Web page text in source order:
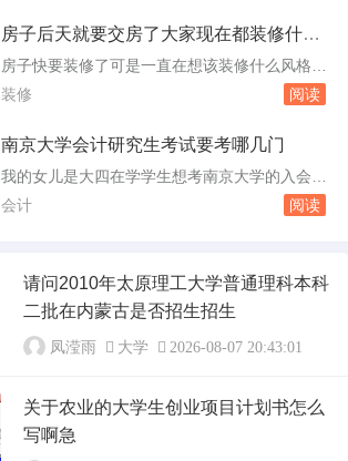
美式、田园、现代等风格窗帘，可以根据用户需
过高温定型，杀菌灭菌除甲醛，保证绿色环保。
以下是七特丽部分成品窗帘效果图：我是做窗帘
房子后天就要交房了大家现在都装修什么
样的风格
房子快要装修了可是一直在想该装修什么风格的
现在住的房子都是以 可以装成欧式风格的，
份交房急着入住什么时候能动工装修 房子今
动工装修时间：等待房屋稳定：新房子在交付
后，建议等待一段时间让房屋墙体等结构彻底
装修 阅读
南京大学会计研究生考试要考哪几门
我的女儿是大四在学学生想考南京大学的入会计
研究生请问需要做些 以下是报考南京大学会
看最新的研究生招生简章。这将提供关于考试科
目、报名时间、考试时间以及其他重要信息的详
细指南。准备初试：一般来说，会计专业的研究
生入学考...
会计 阅读
请问2010年太原理工大学普通理科本科
二批在内蒙古是否招生招生
凤滢雨 大学 2026-08-07 20:43:01
关于农业的大学生创业项目计划书怎么
写啊急